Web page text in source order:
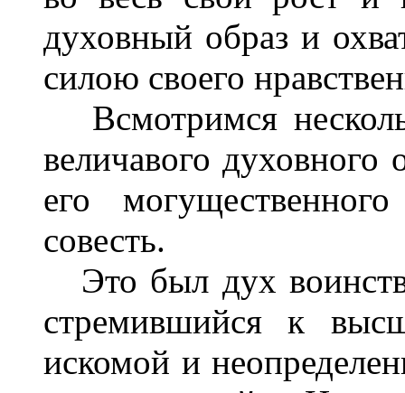
духовный образ и
силою своего
Всмотримся
величавого
его
совесть.
Это был дух
стремившийся к
искомой и